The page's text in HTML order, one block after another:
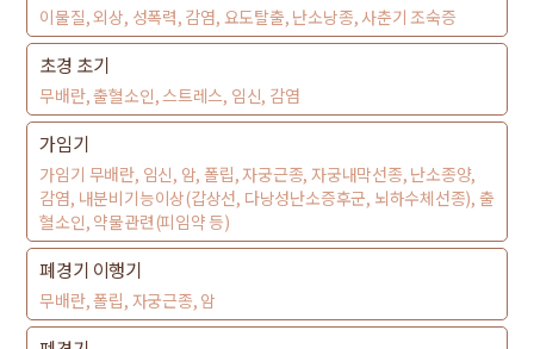
이물질, 외상, 성폭력, 감염, 요도탈출, 난소낭종, 사춘기 조숙증
초경 초기
무배란, 출혈소인, 스트레스, 임신, 감염
가임기
가임기 무배란, 임신, 암, 폴립, 자궁근종, 자궁내막선종, 난소종양,
감염, 내분비기능이상(갑상선, 다낭성난소증후군, 뇌하수체선종), 출
혈소인, 약물관련(피임약 등)
폐경기 이행기
무배란, 폴립, 자궁근종, 암